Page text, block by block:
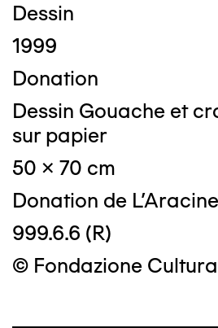
Dessin
1999
Donation
Dessin Gouache et
sur papier
50 x 70 cm
Donation de
999.6.6 (R)
© Fondazione